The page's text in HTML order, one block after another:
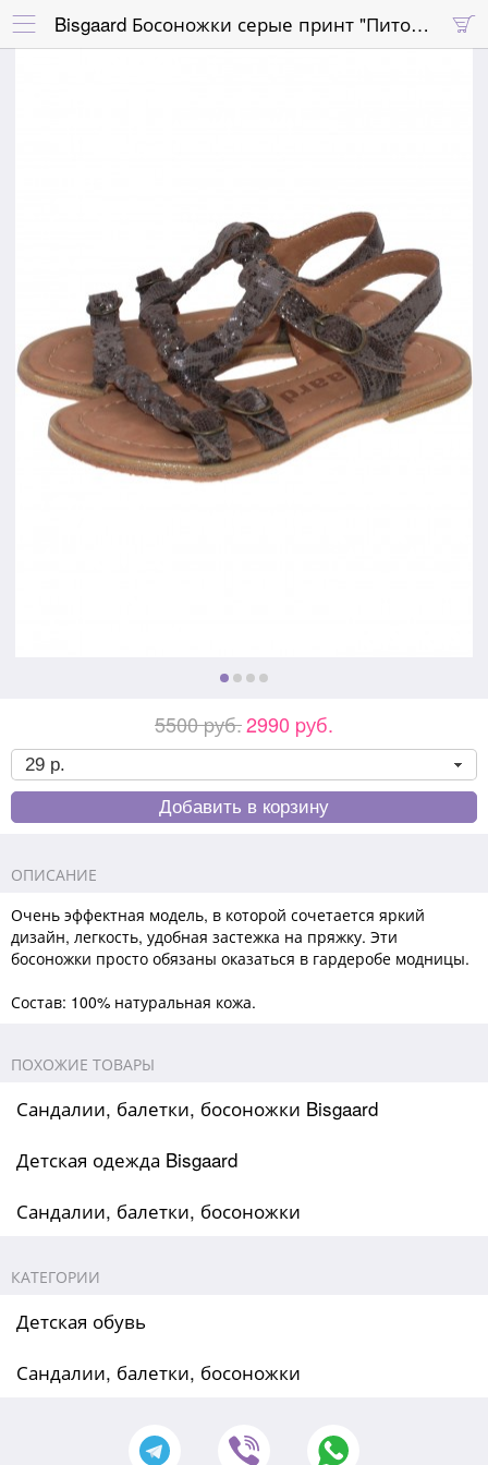
 
Bisgaard Босоножки серые принт "Питон" с плетёными ремешками
5500 pуб.2990 pуб.
ОПИСАНИЕ
Очень эффектная модель, в которой сочетается яркий
дизайн, легкость, удобная застежка на пряжку. Эти
босоножки просто обязаны оказаться в гардеробе модницы.
Состав: 100% натуральная кожа.
ПОХОЖИЕ ТОВАРЫ
Сандалии, балетки, босоножки Bisgaard
Детская одежда Bisgaard
Сандалии, балетки, босоножки
КАТЕГОРИИ
Детская обувь
Сандалии, балетки, босоножки